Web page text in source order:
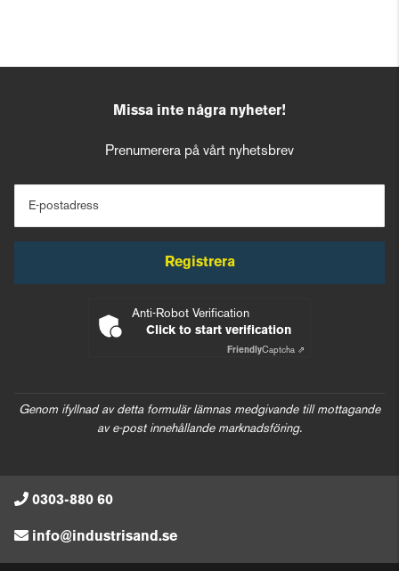
Missa inte några nyheter!
Prenumerera på vårt nyhetsbrev
E-postadress
Registrera
Anti-Robot Verification
Click to start verification
FriendlyCaptcha ⇗
Genom ifyllnad av detta formulär lämnas medgivande till mottagande
av e-post innehållande marknadsföring.
0303-880 60
info@industrisand.se